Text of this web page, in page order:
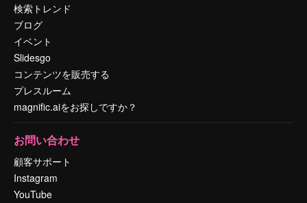
検索トレンド
ブログ
イベント
Slidesgo
コンテンツを販売する
プレスルーム
magnific.aiをお探しですか？
お問い合わせ
顧客サポート
Instagram
YouTube